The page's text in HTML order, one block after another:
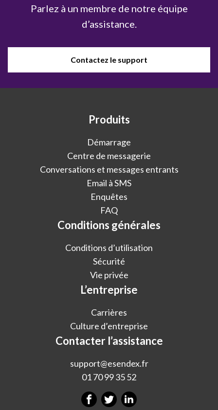
Parlez à un membre de notre équipe
d’assistance.
Contactez le support
Produits
Démarrage
Centre de messagerie
Conversations et messages entrants
Email à SMS
Enquêtes
FAQ
Conditions générales
Conditions d’utilisation
Sécurité
Vie privée
L’entreprise
Carrières
Culture d’entreprise
Contacter l’assistance
support@esendex.fr
01 70 99 35 52